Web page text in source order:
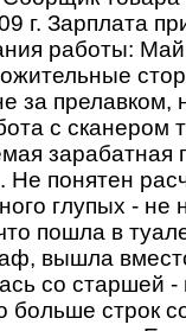
г. Зарплата
работы:
за
с сканером
Не понятен
глупых -
пошла в
вышла
со старшей
больше строк